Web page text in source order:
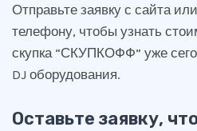
Отправьте заявку с сайта
телефону, чтобы узнать
скупка “СКУПКОФФ” уже
DJ оборудования.
Оставьте заявку,